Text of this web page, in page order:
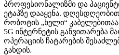
პროფესიონალიზმი და
ეტაპზე დააყენა.
რობოტის „ხელი“
5G ინტერნეტის განვითარება
ოპერაციის ჩატარების
გახდის.